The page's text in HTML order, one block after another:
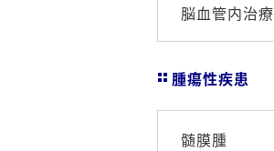
脳血管内治療
腫瘍性疾患
髄膜腫